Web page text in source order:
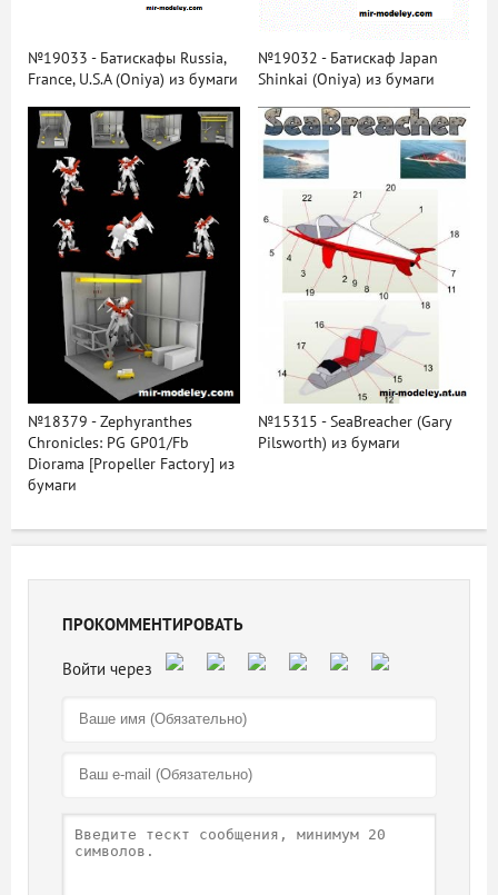
№19033 - Батискафы Russia,
France, U.S.A (Oniya) из бумаги
№19032 - Батискаф Japan
Shinkai (Oniya) из бумаги
№18379 - Zephyranthes
Chronicles: PG GP01/Fb
Diorama [Propeller Factory] из
бумаги
№15315 - SeaBreacher (Gary
Pilsworth) из бумаги
ПРОКОММЕНТИРОВАТЬ